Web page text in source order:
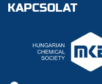
KAPCSOLAT